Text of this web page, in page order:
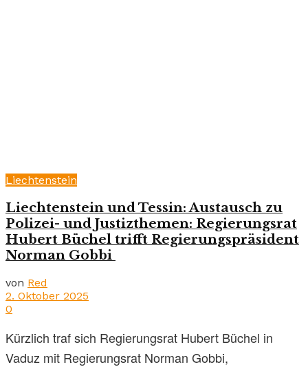
Liechtenstein
Liechtenstein und Tessin: Austausch zu
Polizei- und Justizthemen: Regierungsrat
Hubert Büchel trifft Regierungspräsident
Norman Gobbi
von Red
2. Oktober 2025
0
Kürzlich traf sich Regierungsrat Hubert Büchel in
Vaduz mit Regierungsrat Norman Gobbi,